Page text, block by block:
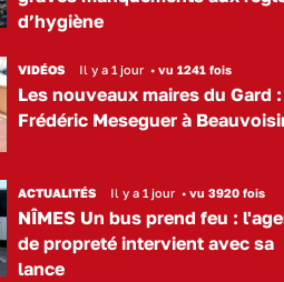
d’hygiène
VIDÉOS Il y a 1 jour • vu 1241 fois
Les nouveaux maires du Gard :
Frédéric Meseguer à
ACTUALITÉS Il y a 1 jour • vu 3920 fois
NÎMES Un bus prend feu :
de propreté intervient avec sa
lance